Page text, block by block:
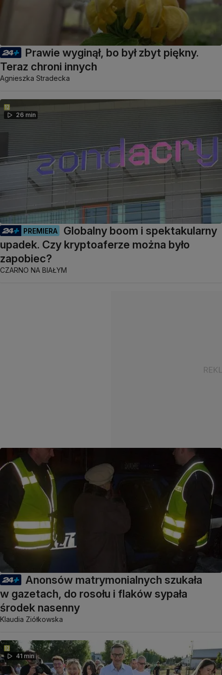
Prawie wyginął, bo był zbyt piękny.
Teraz chroni innych
Agnieszka Stradecka
26 min
PREMIERA
Globalny boom i spektakularny
upadek. Czy kryptoaferze można było
zapobiec?
CZARNO NA BIAŁYM
Anonsów matrymonialnych szukała
w gazetach, do rosołu i flaków sypała
środek nasenny
Klaudia Ziółkowska
41 min